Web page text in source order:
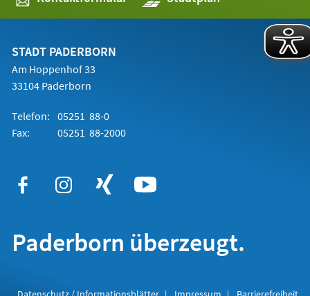
in
einem
STADT PADERBORN
Am Hoppenhof 33
33104 Paderborn
Telefon: 05251 88-0
Fax:
05251 88-2000
Paderborn überzeugt.